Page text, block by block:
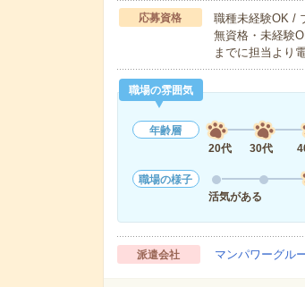
応募資格
職種未経験OK /
無資格・未経験
までに担当より
職場の雰囲気
年齢層
20代
30代
職場の様子
活気がある
派遣会社 マンパワーグル